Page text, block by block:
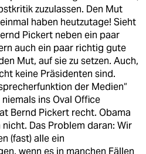
zuzulassen. Den Mut
haben heutzutage! Sieht
Pickert neben ein paar
auch ein paar richtig gute
Mut, auf sie zu setzen. Auch,
keine Präsidenten sind.
der Medien“
ins Oval Office
Bernd Pickert recht. Obama
Das Problem daran: Wir
(fast) alle ein
wenn es in manchen Fällen